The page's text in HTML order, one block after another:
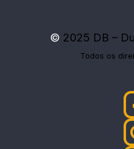
© 2025 DB –
Todos os